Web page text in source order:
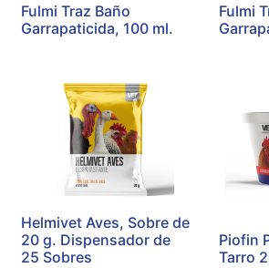
Fulmi Traz Baño
Garrapaticida, 100 ml.
Fulmi
Helmivet Aves, Sobre de
20 g. Dispensador de
25 Sobres
Piofin
Tarro